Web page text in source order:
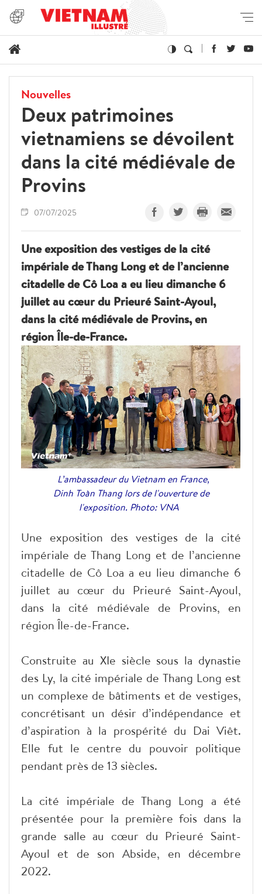
Nouvelles
Deux patrimoines
vietnamiens se dévoilent
dans la cité médiévale de
Provins
07/07/2025
Une exposition des vestiges de la cité
impériale de Thang Long et de l’ancienne
citadelle de Cô Loa a eu lieu dimanche 6
juillet au cœur du Prieuré Saint-Ayoul,
dans la cité médiévale de Provins, en
région Île-de-France.
L’ambassadeur du Vietnam en France,
Dinh Toàn Thang lors de l'ouverture de
l'exposition. Photo: VNA
Une exposition des vestiges de la cité
impériale de Thang Long et de l’ancienne
citadelle de Cô Loa a eu lieu dimanche 6
juillet au cœur du Prieuré Saint-Ayoul,
dans la cité médiévale de Provins, en
région Île-de-France.
Construite au XIe siècle sous la dynastie
des Ly, la cité impériale de Thang Long est
un complexe de bâtiments et de vestiges,
concrétisant un désir d’indépendance et
d’aspiration à la prospérité du Dai Viêt.
Elle fut le centre du pouvoir politique
pendant près de 13 siècles.
La cité impériale de Thang Long a été
présentée pour la première fois dans la
grande salle au cœur du Prieuré Saint-
Ayoul et de son Abside, en décembre
2022.